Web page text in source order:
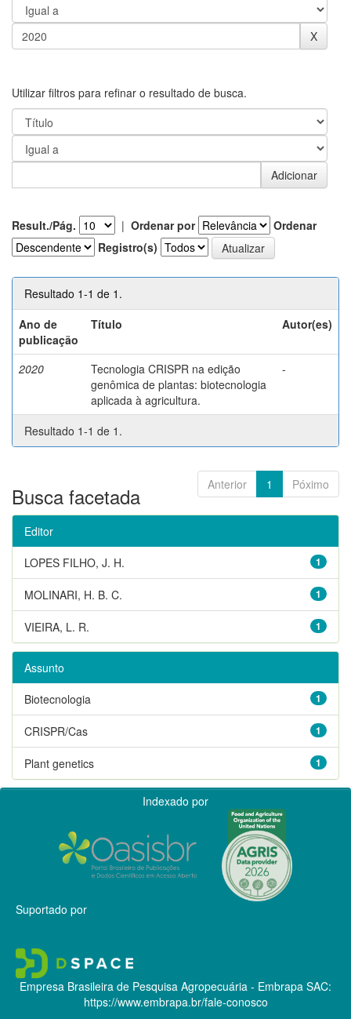
Utilizar filtros para refinar o resultado de busca.
Result./Pág. | Ordenar por
Ordenar
Registro(s)
Resultado 1-1 de 1.
Ano de
publicação
Título Autor(es)
2020
Tecnologia CRISPR na edição
genômica de plantas: biotecnologia
aplicada à agricultura.
-
Resultado 1-1 de 1.
Anterior 1 Póximo
Busca facetada
Editor
1
LOPES FILHO, J. H.
1
MOLINARI, H. B. C.
1
VIEIRA, L. R.
Assunto
1
Biotecnologia
1
CRISPR/Cas
1
Plant genetics
Indexado por
Suportado por
Empresa Brasileira de Pesquisa Agropecuária - Embrapa SAC:
https://www.embrapa.br/fale-conosco